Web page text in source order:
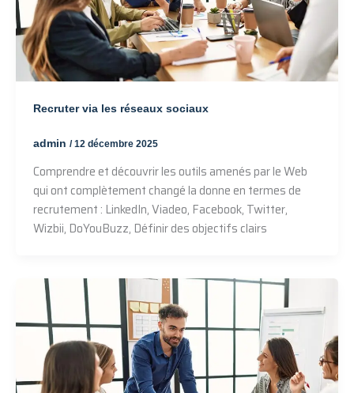
Recruter via les réseaux sociaux
admin /12 décembre 2025
Comprendre et découvrir les outils amenés par le Web
qui ont complètement changé la donne en termes de
recrutement : LinkedIn, Viadeo, Facebook, Twitter,
Wizbii, DoYouBuzz, Définir des objectifs clairs